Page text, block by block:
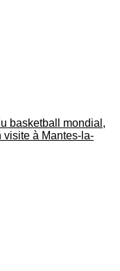
basketball mondial,
à Mantes-la-